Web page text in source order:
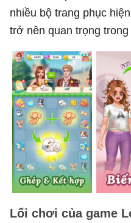
nhiều bộ trang phục
trở nên quan trọng
Lối chơi của game